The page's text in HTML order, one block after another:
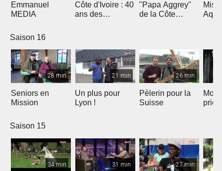
Emmanuel
MEDIA
Côte d'Ivoire : 40
ans des
"Papa Aggrey"
de la Côte
Saison 16
28 min
Seniors en
Mission
21 min
Un plus pour
Lyon !
26 min
Pèlerin pour la
Suisse
Saison 15
34 min 31 min 27 min